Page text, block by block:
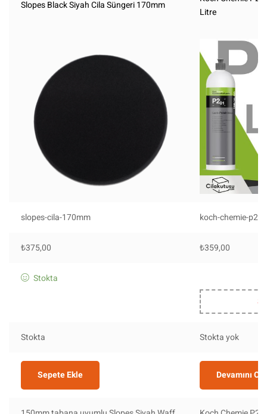
Slopes Black Siyah Cila Süngeri 170mm
Litre
slopes-cila-170mm koch-chemie-p201
₺375,00 ₺359,00
Stokta
Stokta Stokta yok
Sepete Ekle Devamını